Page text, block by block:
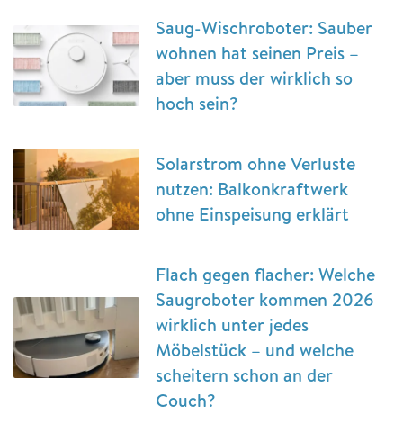
Saug-Wischroboter: Sauber
wohnen hat seinen Preis –
aber muss der wirklich so
hoch sein?
Solarstrom ohne Verluste
nutzen: Balkonkraftwerk
ohne Einspeisung erklärt
Flach gegen flacher: Welche
Saugroboter kommen 2026
wirklich unter jedes
Möbelstück – und welche
scheitern schon an der
Couch?